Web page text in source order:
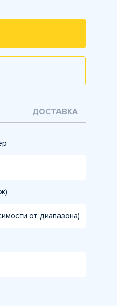
ДОСТАВКА
от диапазона)